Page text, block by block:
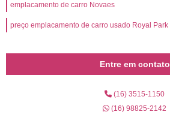
emplacamento de carro Novaes
preço emplacamento de carro usado Royal Park
Entre em contato
(16) 3515-1150
(16) 98825-2142